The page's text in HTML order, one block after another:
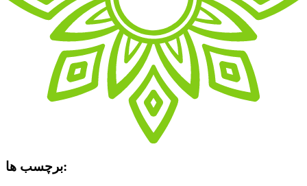
برچسب ها: